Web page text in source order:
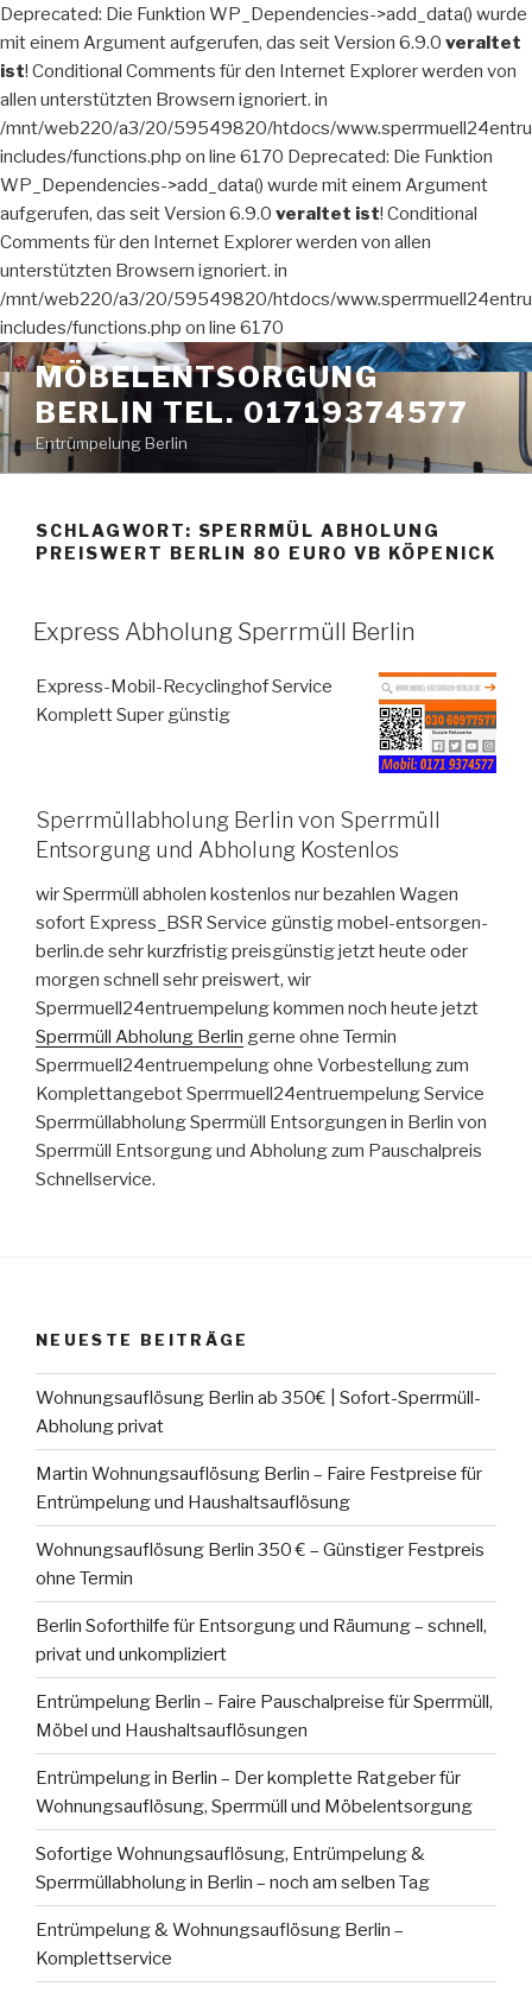
Deprecated: Die Funktion WP_Dependencies->add_data() wurde
mit einem Argument aufgerufen, das seit Version 6.9.0 veraltet
ist! Conditional Comments für den Internet Explorer werden von
allen unterstützten Browsern ignoriert. in
/mnt/web220/a3/20/59549820/htdocs/
includes/functions.php on line 6170 Deprecated: Die Funktion
WP_Dependencies->add_data() wurde mit einem Argument
aufgerufen, das seit Version 6.9.0 veraltet ist! Conditional
Comments für den Internet Explorer werden von allen
unterstützten Browsern ignoriert. in
/mnt/web220/a3/20/59549820/htdocs/
includes/functions.php on line 6170
Zum
Inhalt
springen
MÖBELENTSORGUNG
BERLIN TEL. 01719374577
Entrümpelung Berlin
SCHLAGWORT: SPERRMÜL ABHOLUNG
PREISWERT BERLIN 80 EURO VB KÖPENICK
VERÖFFENTLICHT
AM
Express Abholung Sperrmüll Berlin
Express-Mobil-Recyclinghof Service
Komplett Super günstig
Sperrmüllabholung Berlin von Sperrmüll
Entsorgung und Abholung Kostenlos
wir Sperrmüll abholen kostenlos nur bezahlen Wagen
sofort Express_BSR Service günstig mobel-entsorgen-
berlin.de sehr kurzfristig preisgünstig jetzt heute oder
morgen schnell sehr preiswert, wir
Sperrmuell24entruempelung kommen noch heute jetzt
Sperrmüll Abholung Berlin gerne ohne Termin
Sperrmuell24entruempelung ohne Vorbestellung zum
Komplettangebot Sperrmuell24entruempelung Service
Sperrmüllabholung Sperrmüll Entsorgungen in Berlin von
Sperrmüll Entsorgung und Abholung zum Pauschalpreis
Schnellservice.
NEUESTE BEITRÄGE
Wohnungsauflösung Berlin ab 350€ | Sofort-Sperrmüll-
Abholung privat
Martin Wohnungsauflösung Berlin – Faire Festpreise für
Entrümpelung und Haushaltsauflösung
Wohnungsauflösung Berlin 350 € – Günstiger Festpreis
ohne Termin
Berlin Soforthilfe für Entsorgung und Räumung – schnell,
privat und unkompliziert
Entrümpelung Berlin – Faire Pauschalpreise für Sperrmüll,
Möbel und Haushaltsauflösungen
Entrümpelung in Berlin – Der komplette Ratgeber für
Wohnungsauflösung, Sperrmüll und Möbelentsorgung
Sofortige Wohnungsauflösung, Entrümpelung &
Sperrmüllabholung in Berlin – noch am selben Tag
Entrümpelung & Wohnungsauflösung Berlin –
Komplettservice